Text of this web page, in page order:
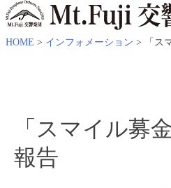
HOME > インフォメーション > 「ス
「スマイル募
報告